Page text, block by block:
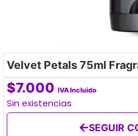
Velvet Petals 75ml
$7.000 IVA Incluido
Sin existencias
SEGUIR